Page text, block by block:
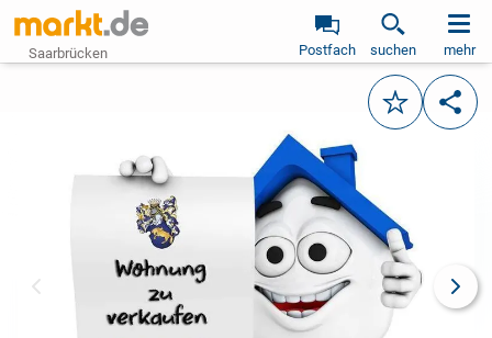
Saarbrücken Postfach suchen mehr
Merken
vorheriges Bild